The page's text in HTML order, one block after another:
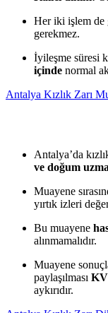
Her iki işlem de
gerekmez.
İyileşme süresi
içinde normal
Antalya Kızlık Zarı
Antalya’da
ve doğum
Muayene
yırtık izleri
Bu muayene
alınmamalıdır.
Muayene
paylaşılması
aykırıdır.